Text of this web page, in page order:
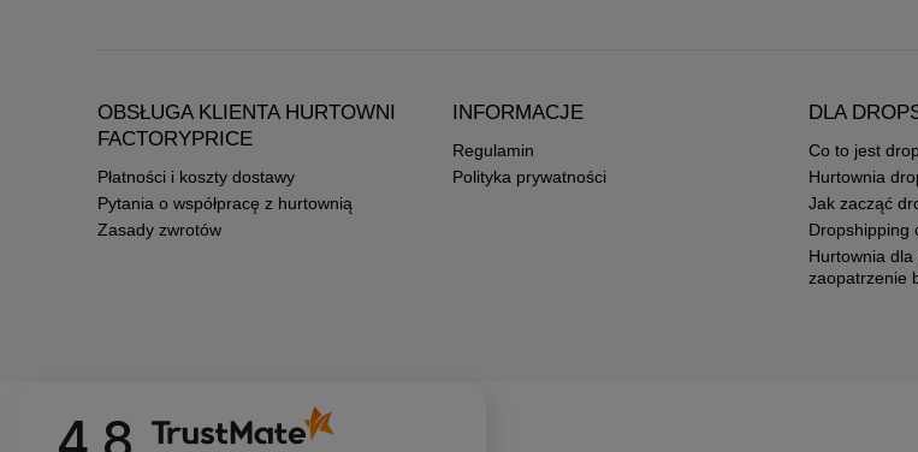
OBSŁUGA KLIENTA HURTOWNI
FACTORYPRICE
Płatności i koszty dostawy
Pytania o współpracę z hurtownią
Zasady zwrotów
INFORMACJE
Regulamin
Polityka prywatności
DLA
Co to jest
Hurtownia
Jak zacząć
Dropshipping
Hurtownia
zaopatrzenie